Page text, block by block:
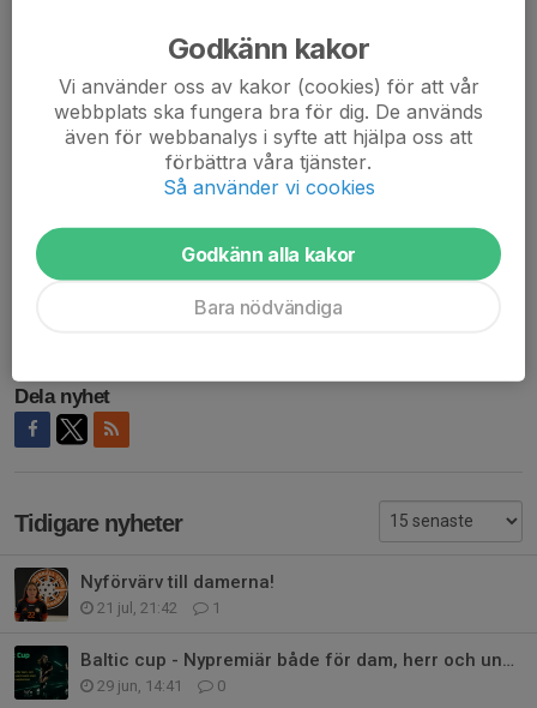
https://www.fbckarlskrona.com/dokument/2e465508-10eb-
40be-b696-
5c3aad39465a/Verksamhetsberc3a4ttelse20verksamhetsc3a5r
et202025_2026.pdf?1
Verksamhetsplan:
https://www.fbckarlskrona.com/dokument/df94813a-401d-
95d9aab64d57/Verksamhetsplan20verksamhetsc3a5ret202026
Dela nyhet
Tidigare nyheter
Nyförvärv till damerna!
21 jul, 21:42 1
Baltic cup - Nypremiär både för dam, herr och ungdomar!
29 jun, 14:41 0
Godkänn kakor
Vi använder oss av kakor (cookies) för att vår
webbplats ska fungera bra för dig. De används
även för webbanalys i syfte att hjälpa oss att
förbättra våra tjänster.
Så använder vi cookies
Godkänn alla kakor
Bara nödvändiga